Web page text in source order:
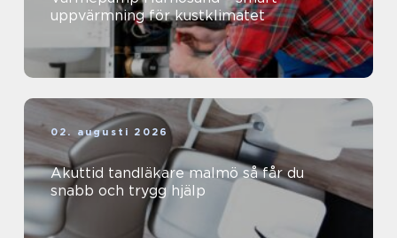
uppvärmning för kustklimatet
02. augusti 2026
Akuttid tandläkare malmö så får du
snabb och trygg hjälp